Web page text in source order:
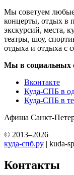
Мы советуем
концерты, отдых в
экскурсий, места,
театры, шоу,
отдыха и отдыха с
Мы в социальных
Вконтакте
Куда-СПБ в
Куда-СПБ в
Афиша Санкт-
© 2013–2026
куда-спб.ру | kuda-
Контакты